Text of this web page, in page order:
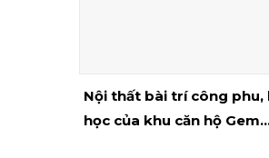
Nội thất bài trí công phu,
học của khu căn hộ Gem